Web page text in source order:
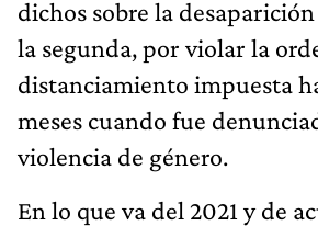
dichos sobre la
la segunda, por violar la
distanciamiento impuesta
meses cuando fue
violencia de género.
En lo que va del 2021 y de